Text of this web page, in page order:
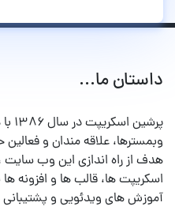
داستان ما...
وبمسترها، علاقه مندان و
هدف از راه اندازی این وب سایت ،
اسکریپت ها، قالب ها و افزونه
آموزش های ویدئویی و پشتیبانی